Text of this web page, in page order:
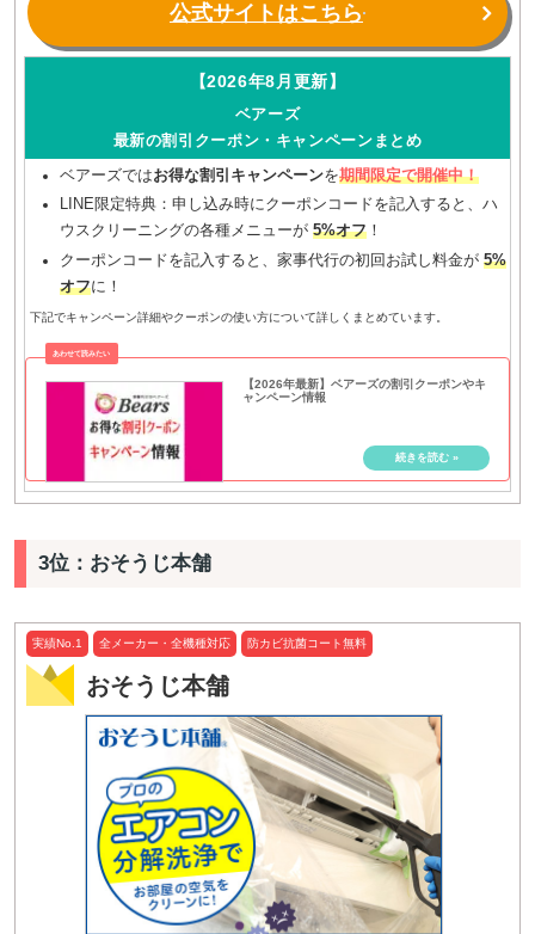
公式サイトはこちら
【2026年8月更新】
ベアーズ
最新の割引クーポン・キャンペーンまとめ
ベアーズではお得な割引キャンペーンを期間限定で開催中！
LINE限定特典：申し込み時にクーポンコードを記入すると、ハ
ウスクリーニングの各種メニューが 5%オフ！
クーポンコードを記入すると、家事代行の初回お試し料金が 5%
オフに！
下記でキャンペーン詳細やクーポンの使い方について詳しくまとめています。
【2026年最新】ベアーズの割引クーポンやキ
ャンペーン情報
3位：おそうじ本舗
実績No.1 全メーカー・全機種対応 防カビ抗菌コート無料
おそうじ本舗